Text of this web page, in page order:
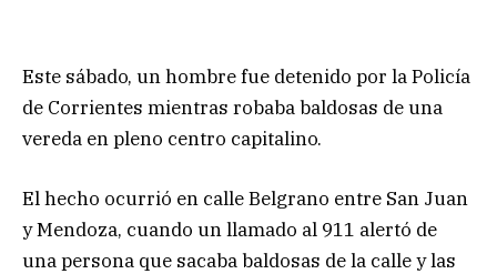
Este sábado, un hombre fue detenido por la Policía
de Corrientes mientras robaba baldosas de una
vereda en pleno centro capitalino.
El hecho ocurrió en calle Belgrano entre San Juan
y Mendoza, cuando un llamado al 911 alertó de
una persona que sacaba baldosas de la calle y las